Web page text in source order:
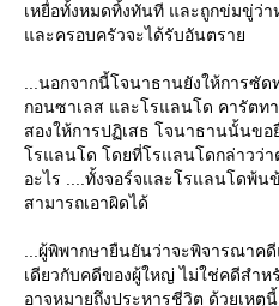
เหยื่อทั้งหมดทิ้งทันที และถูกข่มขู่ว่
และครอบครัวจะได้รับอันตราย
...นอกจากนี้โจนาธานยังให้การซั
กอนซาเลส และโรแลนโด คารัตท
สองให้การปฏิเสธ โจนาธานนั้นขอ
โรแลนโด โดยที่โรแลนโดกล่าวว่า
อะไร ....ทั้งจอร์จและโรแลนโดพ้น
สามารถเอาผิดได้
...ผู้พิพากษายืนยันว่าจะพิจารณา
เดียวกับคดีของผู้ใหญ่ ไม่ใช่คดีสำ
อาจหมายถึงประหารชีวิต ด้วยเหตุ